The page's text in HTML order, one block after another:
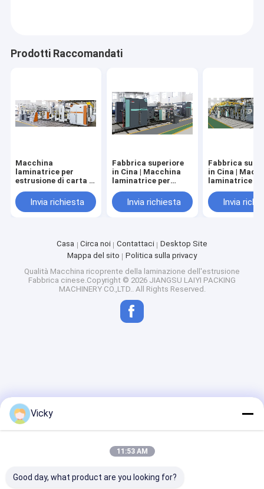
Prodotti Raccomandati
Macchina
laminatrice per
estrusione di carta a
rilascio bifacciale di
alto valore
Invia richiesta
Fabbrica superiore
in Cina | Macchina
laminatrice per
estrusione di carta
su un lato
Invia richiesta
Fabbrica
in Cina |
laminatrice
estrusione di
imballaggi
asettici
Invia
Casa Circa noi Contattaci
Desktop Site
Mappa del sito
Politica sulla privacy
Qualità Macchina ricoprente della laminazione dell'estrusione
Fabbrica cinese.Copyright © 2026 JIANGSU LAIYI PACKING
MACHINERY CO.,LTD.. All Rights Reserved.
Vicky
11:53 AM
Good day, what product are you looking for?